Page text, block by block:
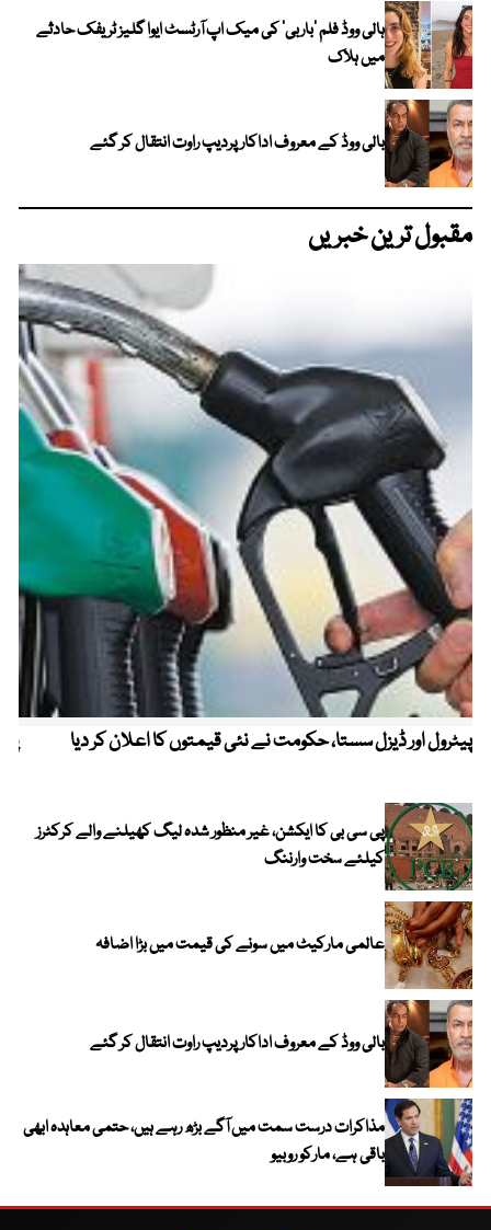
ہالی ووڈ فلم ’باربی‘ کی میک اپ آرٹسٹ ایوا گلیز ٹریفک حادثے
میں ہلاک
بالی ووڈ کے معروف اداکار پردیپ راوت انتقال کر گئے
مقبول ترین خبریں
پیٹرول اور ڈیزل سستا، حکومت نے نئی قیمتوں کا اعلان کر دیا
پی سی بی کا ایکشن، غیر منظور شدہ لیگ کھیلنے والے کرکٹرز
کیلئے سخت وارننگ
عالمی مارکیٹ میں سونے کی قیمت میں بڑا اضافہ
بالی ووڈ کے معروف اداکار پردیپ راوت انتقال کر گئے
مذاکرات درست سمت میں آگے بڑھ رہے ہیں، حتمی معاہدہ ابھی
باقی ہے، مارکو روبیو